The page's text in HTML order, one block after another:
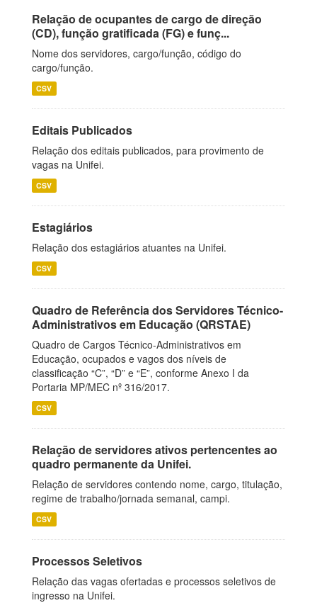
Relação de ocupantes de cargo de direção
(CD), função gratificada (FG) e funç...
Nome dos servidores, cargo/função, código do
cargo/função.
CSV
Editais Publicados
Relação dos editais publicados, para provimento de
vagas na Unifei.
CSV
Estagiários
Relação dos estagiários atuantes na Unifei.
CSV
Quadro de Referência dos Servidores Técnico-
Administrativos em Educação (QRSTAE)
Quadro de Cargos Técnico-Administrativos em
Educação, ocupados e vagos dos níveis de
classificação “C”, “D” e “E”, conforme Anexo I da
Portaria MP/MEC nº 316/2017.
CSV
Relação de servidores ativos pertencentes ao
quadro permanente da Unifei.
Relação de servidores contendo nome, cargo, titulação,
regime de trabalho/jornada semanal, campi.
CSV
Processos Seletivos
Relação das vagas ofertadas e processos seletivos de
ingresso na Unifei.